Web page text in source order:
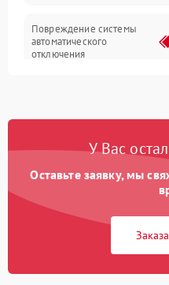
Повреждение системы
автоматического
отключения
замыкания
Повреждение системы
защиты от перегрева
Неисправность системы
Неисправность системы
У Вас
Оставьте заявку, мы